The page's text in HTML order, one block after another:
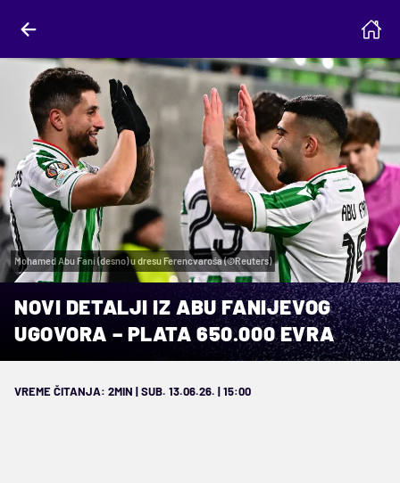
Mohamed Abu Fani (desno) u dresu Ferencvaroša (©Reuters)
NOVI DETALJI IZ ABU FANIJEVOG
UGOVORA – PLATA 650.000 EVRA
VREME ČITANJA: 2MIN | SUB. 13.06.26. | 15:00